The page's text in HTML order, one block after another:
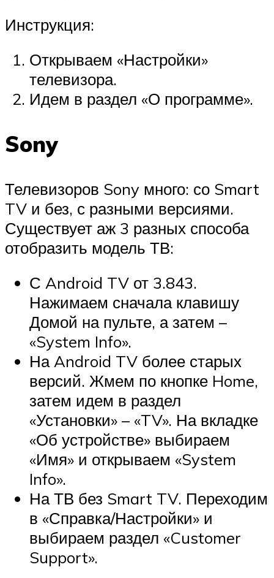
Инструкция:
Открываем «Настройки»
телевизора.
Идем в раздел «О программе».
Sony
Телевизоров Sony много: со Smart
TV и без, с разными версиями.
Существует аж 3 разных способа
отобразить модель ТВ:
С Android TV от 3.843.
Нажимаем сначала клавишу
Домой на пульте, а затем –
«System Info».
На Android TV более старых
версий. Жмем по кнопке Home,
затем идем в раздел
«Установки» – «TV». На вкладке
«Об устройстве» выбираем
«Имя» и открываем «System
Info».
На ТВ без Smart TV. Переходим
в «Справка/Настройки» и
выбираем раздел «Customer
Support».